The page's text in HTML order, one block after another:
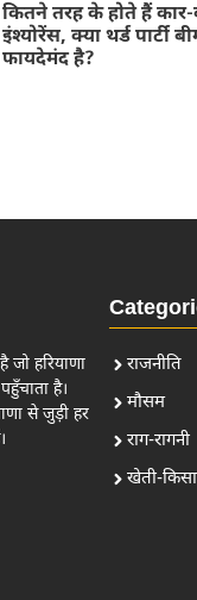
कितने तरह के होते हैं
इंश्योरेंस, क्या थर्ड पार्टी
फायदेमंद है?
जो हरियाणा
है।
से जुड़ी हर
राजनीति
मौसम
राग-रागनी
खेती-